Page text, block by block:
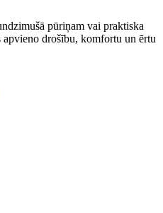
pūriņam vai praktiska
apvieno drošību, komfortu un ērtu